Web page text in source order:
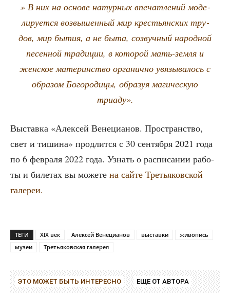
» В них на осно­ве натур­ных впе­чат­ле­ний моде­
ли­ру­ет­ся воз­вы­шен­ный мир кре­стьян­ских тру­
дов, мир бытия, а не быта, созвуч­ный народ­ной
песен­ной тра­ди­ции, в кото­рой мать-зем­ля и
жен­ское мате­рин­ство орга­нич­но увя­зы­ва­лось с
обра­зом Бого­ро­ди­цы, обра­зуя маги­че­скую
триаду».
Выстав­ка «Алек­сей Вене­ци­а­нов. Про­стран­ство,
свет и тиши­на» про­длит­ся с 30 сен­тяб­ря 2021 года
по 6 фев­ра­ля 2022 года. Узнать о рас­пи­са­нии рабо­
ты и биле­тах вы може­те на сай­те Тре­тья­ков­ской
галереи.
ТЕГИ XIX век Алексей Венецианов выставки
живопись
музеи
Третьяковская галерея
ЭТО МОЖЕТ БЫТЬ ИНТЕРЕСНО ЕЩЕ ОТ АВТОРА